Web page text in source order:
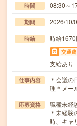
時間 08:30～
期間 2026/10/
時給 時給
交通費
支給あり
仕事内容
＊会議の
理＊メー
応募資格
職種未経
＊未経験
時、キャ